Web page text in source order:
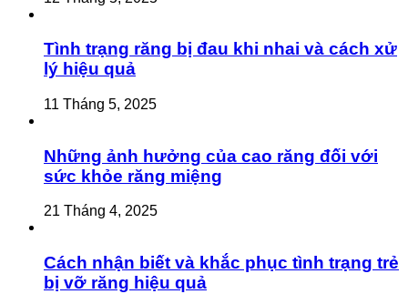
Tình trạng răng bị đau khi nhai và cách xử
lý hiệu quả
11 Tháng 5, 2025
Những ảnh hưởng của cao răng đối với
sức khỏe răng miệng
21 Tháng 4, 2025
Cách nhận biết và khắc phục tình trạng trẻ
bị vỡ răng hiệu quả